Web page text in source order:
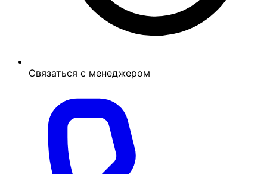
Связаться с менеджером